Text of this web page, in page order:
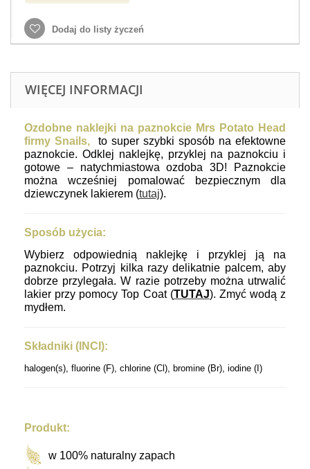
Dodaj do listy życzeń
WIĘCEJ INFORMACJI
Ozdobne naklejki na paznokcie Mrs Potato Head
firmy Snails,
to super szybki sposób na efektowne
paznokcie. Odklej naklejkę, przyklej na paznokciu i
gotowe – natychmiastowa ozdoba 3D! Paznokcie
można wcześniej pomalować bezpiecznym dla
dziewczynek lakierem (tutaj).
Sposób użycia:
Wybierz odpowiednią naklejkę i przyklej ją na
paznokciu. Potrzyj kilka razy delikatnie palcem, aby
dobrze przylegała.W razie potrzeby można utrwalić
lakier przy pomocy Top Coat (TUTAJ). Zmyć wodą z
mydłem.
Składniki (INCI):
halogen(s), fluorine (F), chlorine (Cl), bromine (Br), iodine (I)
Produkt:
w 100% naturalny zapach